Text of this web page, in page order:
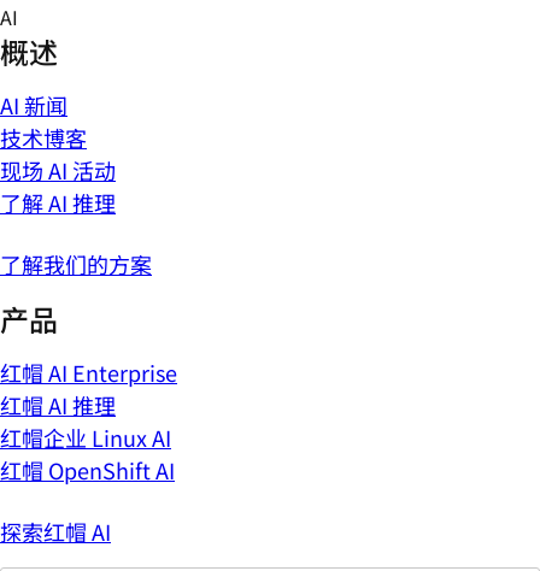
Skip
to
content
AI
概述
AI 新闻
技术博客
现场 AI 活动
了解 AI 推理
了解我们的方案
产品
红帽 AI Enterprise
红帽 AI 推理
红帽企业 Linux AI
红帽 OpenShift AI
探索红帽 AI